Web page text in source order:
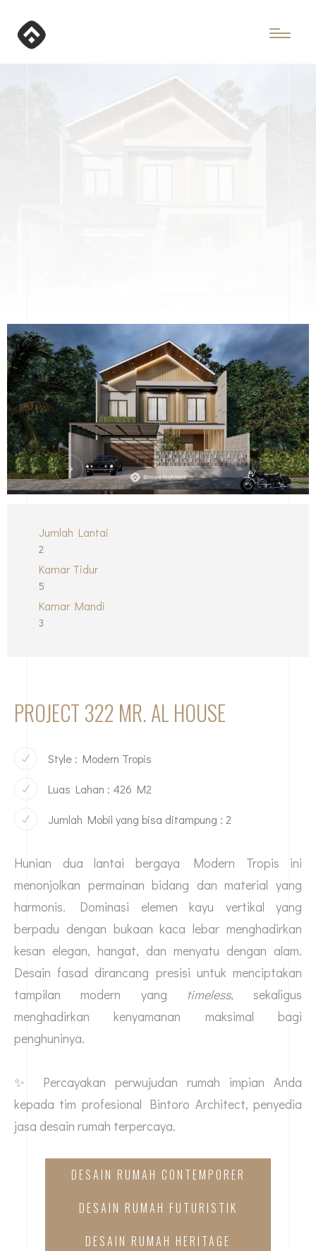
Jumlah Lantai
2
Kamar Tidur
5
Kamar Mandi
3
PROJECT 322 MR. AL HOUSE
Style : Modern Tropis
Luas Lahan : 426 M2
Jumlah Mobil yang bisa ditampung : 2
Hunian dua lantai bergaya Modern Tropis ini
menonjolkan permainan bidang dan material yang
harmonis. Dominasi elemen kayu vertikal yang
berpadu dengan bukaan kaca lebar menghadirkan
kesan elegan, hangat, dan menyatu dengan alam.
Desain fasad dirancang presisi untuk menciptakan
tampilan modern yang timeless, sekaligus
menghadirkan kenyamanan maksimal bagi
penghuninya.
✨ Percayakan perwujudan rumah impian Anda
kepada tim profesional Bintoro Architect, penyedia
jasa desain rumah terpercaya.
DESAIN RUMAH CONTEMPORER
DESAIN RUMAH FUTURISTIK
DESAIN RUMAH HERITAGE